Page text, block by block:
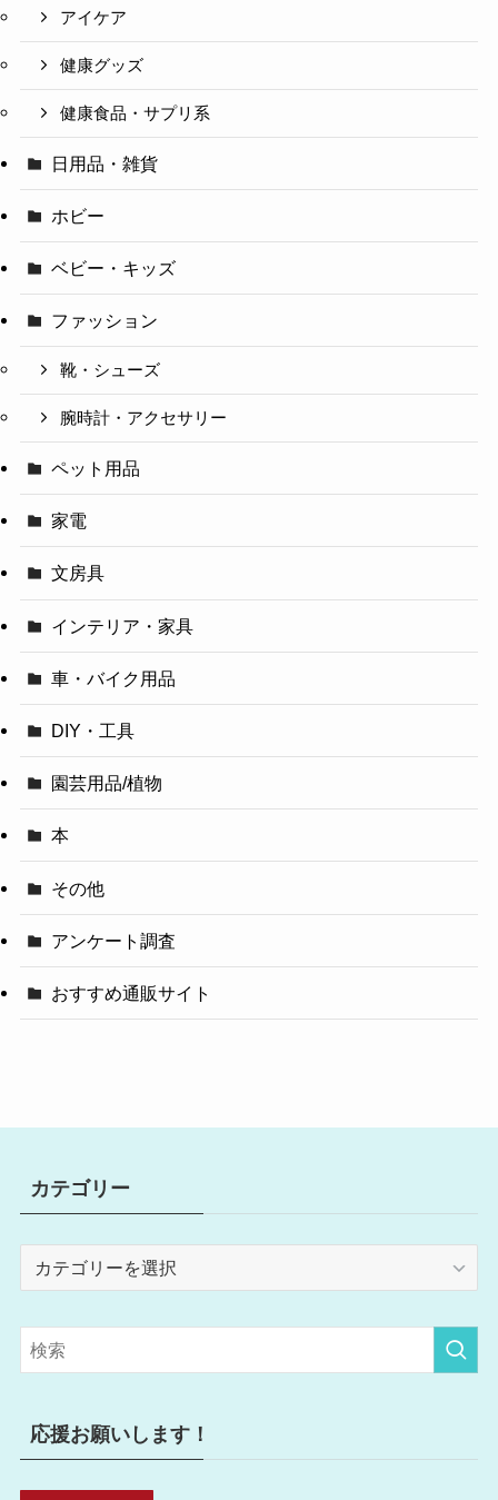
アイケア
健康グッズ
健康食品・サプリ系
日用品・雑貨
ホビー
ベビー・キッズ
ファッション
靴・シューズ
腕時計・アクセサリー
ペット用品
家電
文房具
インテリア・家具
車・バイク用品
DIY・工具
園芸用品/植物
本
その他
アンケート調査
おすすめ通販サイト
カテゴリー
リ
ー
応援お願いします！